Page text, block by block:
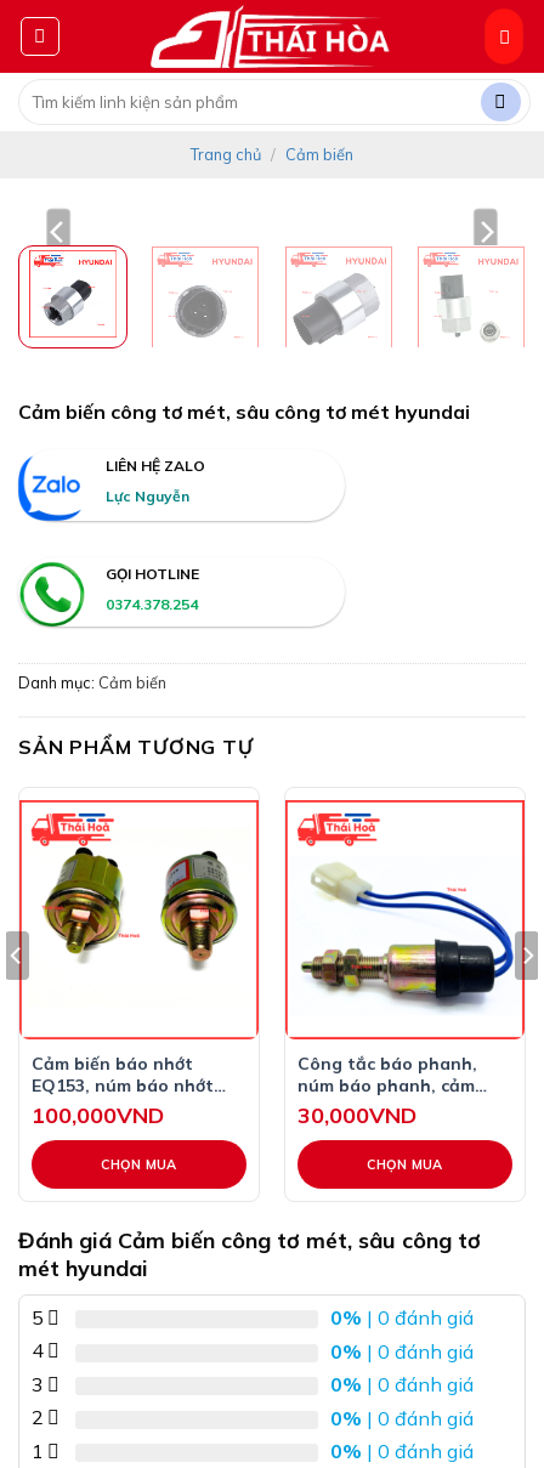
Skip
content
kiếm:
Trang chủ / Cảm biến
Cảm biến công tơ mét, sâu công tơ mét hyundai
LIÊN HỆ ZALO
Lực Nguyễn
GỌI HOTLINE
0374.378.254
Danh mục: Cảm biến
SẢN PHẨM TƯƠNG TỰ
Cảm biến báo nhớt
EQ153, núm báo nhớt
EQ153 ren 10mm, 13mm.
100,000VND
CHỌN MUA
Sản
này
có
nhiều
biến
thể.
Các
chọn
có
Công tắc báo phanh,
núm báo phanh, cảm
biến báo phanh JK231
131 1046
30,000VND
CHỌN MUA
Sản
này
nhiều
chọn
Đánh giá Cảm biến công tơ mét, sâu công tơ
mét hyundai
5 0% | 0 đánh giá
4
0% | 0 đánh giá
3
0% | 0 đánh giá
2
0% | 0 đánh giá
1
0% | 0 đánh giá